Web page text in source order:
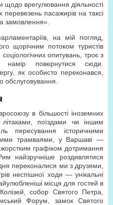
щодо врегулювання діяльності
перевезень пасажирів на таксі
замовлення».
на мій погляд,
щорічним потоком туристів
опитувань, троє з
намір повернутися сюди.
як особисто переконався,
обслуговування.
в більшості іноземних
поїздами чи іншим
пересування історичними
трамваями, у Варшаві —
графіком дотримання
найзручніше роздивлятися
переконалися ми з друзями,
неспішної ходи — унікальні
місця для гостей в
собор Святого Петра,
Форум, замок Святого